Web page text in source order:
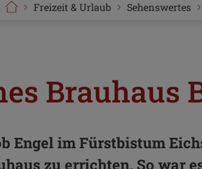
Sehenswertes
Freizeit & Urlaub
Brauhaus
Engel im Fürstbistum
zu errichten. So war